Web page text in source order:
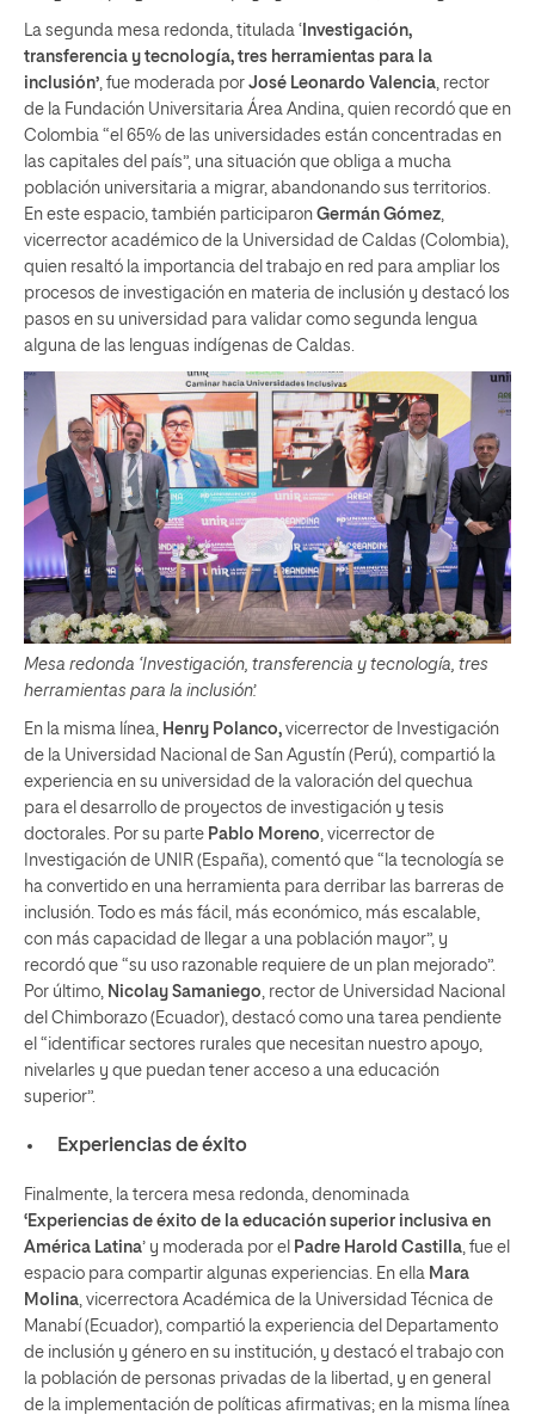
La segunda mesa redonda, titulada ‘ Investigación,
transferencia y tecnología, tres herramientas para la
inclusión’, fue moderada por José Leonardo Valencia, rector
de la Fundación Universitaria Área Andina, quien recordó que en
Colombia “el 65% de las universidades están concentradas en
las capitales del país”, una situación que obliga a mucha
población universitaria a migrar, abandonando sus territorios.
En este espacio, también participaron Germán Gómez,
vicerrector académico de la Universidad de Caldas (Colombia),
quien resaltó la importancia del trabajo en red para ampliar los
procesos de investigación en materia de inclusión y destacó los
pasos en su universidad para validar como segunda lengua
alguna de las lenguas indígenas de Caldas.
Mesa redonda ‘Investigación, transferencia y tecnología, tres
herramientas para la inclusión’.
En la misma línea, Henry Polanco, vicerrector de Investigación
de la Universidad Nacional de San Agustín (Perú), compartió la
experiencia en su universidad de la valoración del quechua
para el desarrollo de proyectos de investigación y tesis
doctorales. Por su parte Pablo Moreno , vicerrector de
Investigación de UNIR (España), comentó que “la tecnología se
ha convertido en una herramienta para derribar las barreras de
inclusión. Todo es más fácil, más económico, más escalable,
con más capacidad de llegar a una población mayor”, y
recordó que “su uso razonable requiere de un plan mejorado”.
Por último, Nicolay Samaniego , rector de Universidad Nacional
del Chimborazo (Ecuador), destacó como una tarea pendiente
el “identificar sectores rurales que necesitan nuestro apoyo,
nivelarles y que puedan tener acceso a una educación
superior”.
Experiencias de éxito
Finalmente, la tercera mesa redonda, denominada
‘Experiencias de éxito de la educación superior inclusiva en
América Latina’ y moderada por el Padre Harold Castilla , fue el
espacio para compartir algunas experiencias. En ella Mara
Molina , vicerrectora Académica de la Universidad Técnica de
Manabí (Ecuador), compartió la experiencia del Departamento
de inclusión y género en su institución, y destacó el trabajo con
la población de personas privadas de la libertad, y en general
de la implementación de políticas afirmativas; en la misma línea